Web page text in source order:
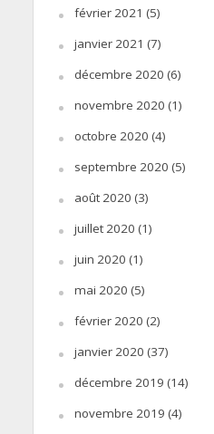
février 2021 (5)
janvier 2021 (7)
décembre 2020 (6)
novembre 2020 (1)
octobre 2020 (4)
septembre 2020 (5)
août 2020 (3)
juillet 2020 (1)
juin 2020 (1)
mai 2020 (5)
février 2020 (2)
janvier 2020 (37)
décembre 2019 (14)
novembre 2019 (4)